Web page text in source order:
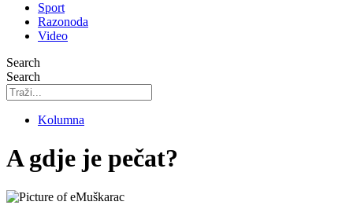
Sport
Razonoda
Video
Search
Search
Kolumna
A gdje je pečat?